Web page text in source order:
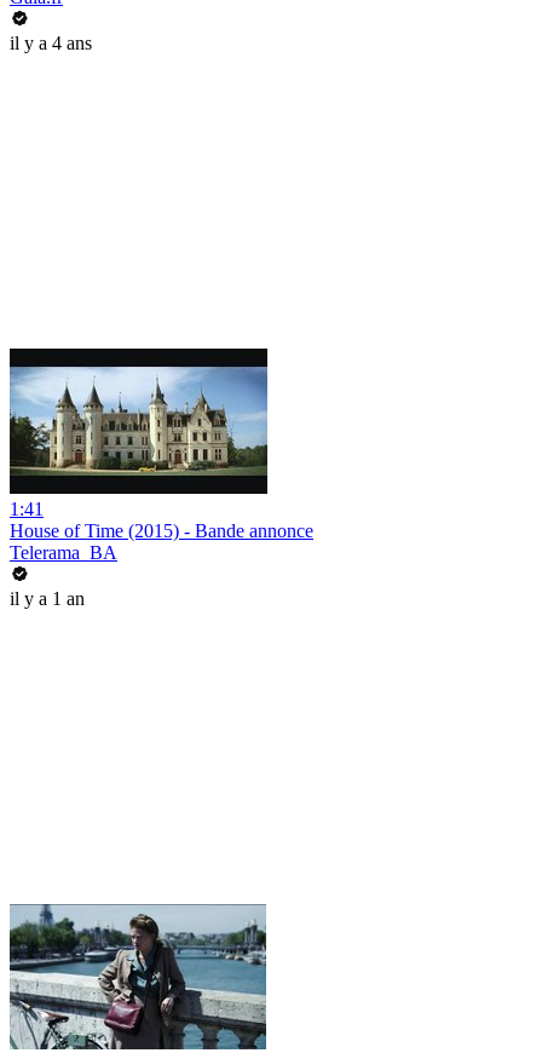
il y a 4 ans
1:41
House of Time (2015) - Bande annonce
Telerama_BA
il y a 1 an